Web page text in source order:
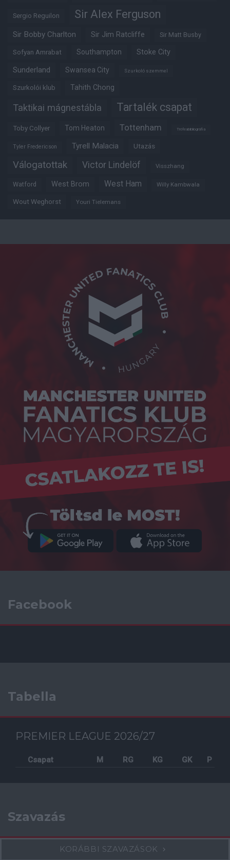
Sergio Reguilon Sir Alex Ferguson
Sir Bobby Charlton Sir Jim Ratcliffe Sir Matt Busby
Sofyan Amrabat Southampton Stoke City
Sunderland Swansea City Szurkoló szemmel
Szurkolói klub Tahith Chong
Taktikai mágnestábla Tartalék csapat
Toby Collyer Tom Heaton Tottenham Trófeabibliográfia
Tyler Fredericson Tyrell Malacia Utazás
Válogatottak Victor Lindelöf Visszhang
Watford West Brom West Ham Willy Kambwala
Wout Weghorst Youri Tielemans
Facebook
Tabella
PREMIER LEAGUE 2026/27
Csapat M RG KG GK P
Szavazás
KORÁBBI SZAVAZÁSOK